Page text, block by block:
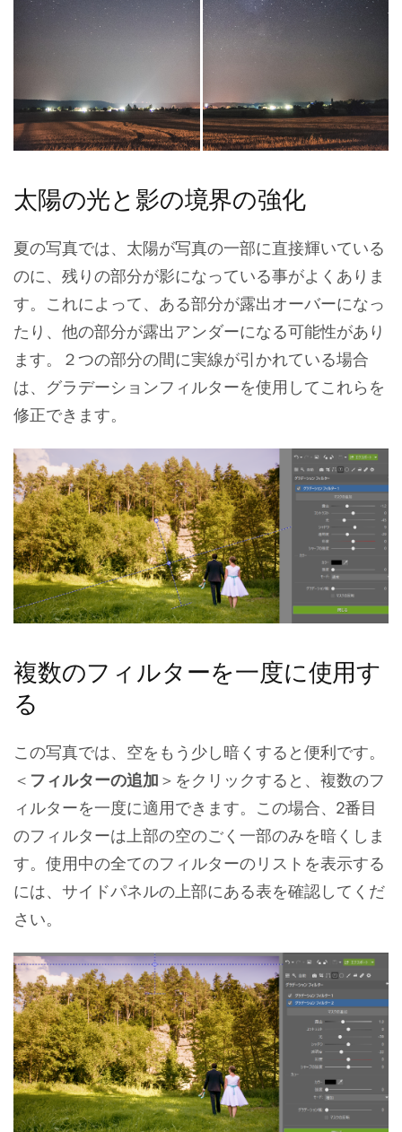
太陽の光と影の境界の強化
夏の写真では、太陽が写真の一部に直接輝いている
のに、残りの部分が影になっている事がよくありま
す。これによって、ある部分が露出オーバーになっ
たり、他の部分が露出アンダーになる可能性があり
ます。２つの部分の間に実線が引かれている場合
は、グラデーションフィルターを使用してこれらを
修正できます。
複数のフィルターを一度に使用す
る
この写真では、空をもう少し暗くすると便利です。
＜ フィルターの追加 ＞をクリックすると、複数のフ
ィルターを一度に適用できます。この場合、2番目
のフィルターは上部の空のごく一部のみを暗くしま
す。使用中の全てのフィルターのリストを表示する
には、サイドパネルの上部にある表を確認してくだ
さい。